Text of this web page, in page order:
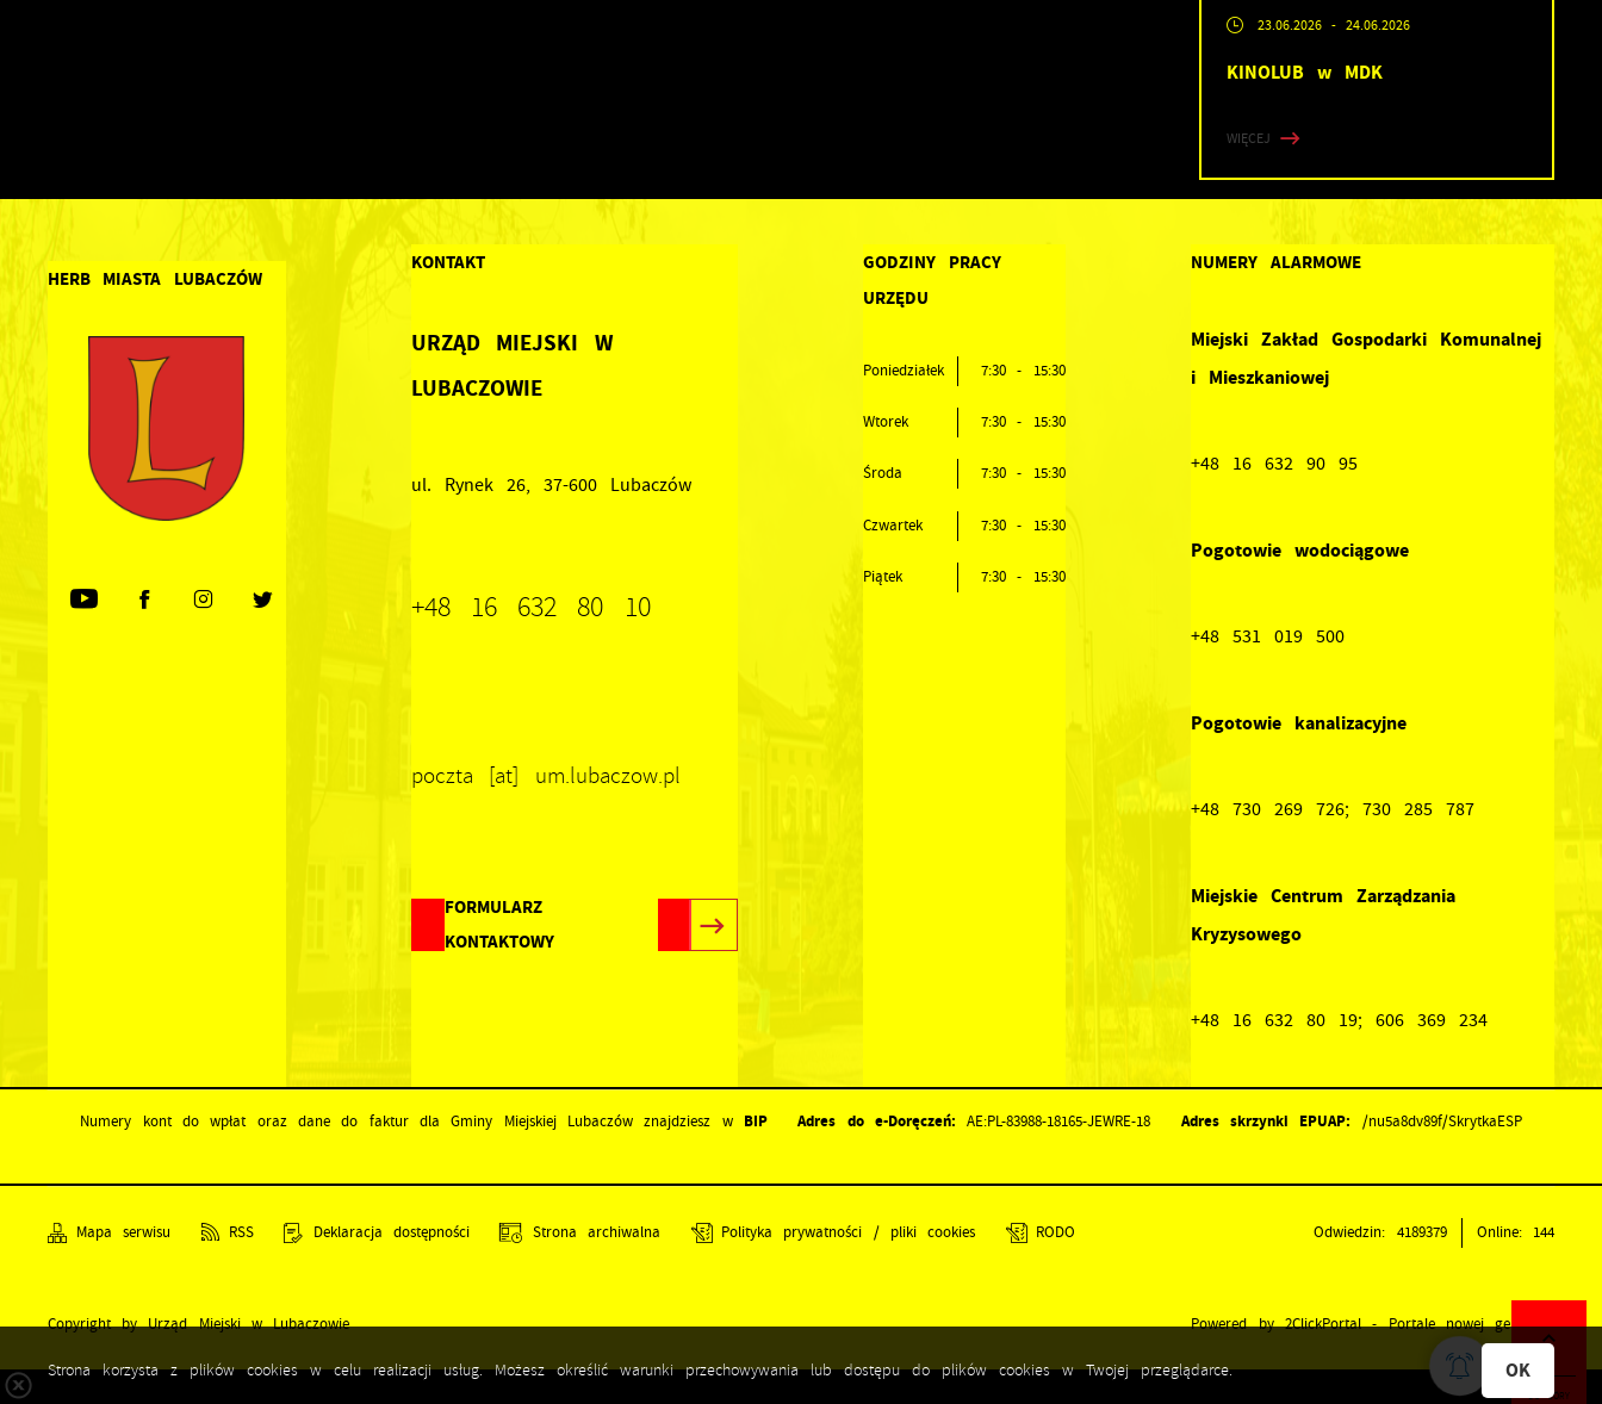
23.06.2026 - 24.06.2026
KINOLUB w MDK
WIĘCEJ
HERB MIASTA LUBACZÓW
KONTAKT
URZĄD MIEJSKI W
LUBACZOWIE
ul. Rynek 26, 37-600 Lubaczów
+48 16 632 80 10
poczta [at] um.lubaczow.pl
FORMULARZ
KONTAKTOWY
GODZINY PRACY
URZĘDU
Poniedziałek 7:30 - 15:30
Wtorek 7:30 - 15:30
Środa 7:30 - 15:30
Czwartek 7:30 - 15:30
Piątek 7:30 - 15:30
NUMERY ALARMOWE
Miejski Zakład Gospodarki Komunalnej
i Mieszkaniowej
+48 16 632 90 95
Pogotowie wodociągowe
+48 531 019 500
Pogotowie kanalizacyjne
+48 730 269 726; 730 285 787
Miejskie Centrum Zarządzania
Kryzysowego
+48 16 632 80 19; 606 369 234
Numery kont do wpłat oraz dane do faktur dla Gminy Miejskiej Lubaczów znajdziesz w BIP Adres do e-Doręczeń: AE:PL-83988-18165-JEWRE-18 Adres skrzynki EPUAP: /nu5a8dv89f/SkrytkaESP
Mapa serwisu RSS Deklaracja dostępności Strona archiwalna Polityka prywatności / pliki cookies RODO Odwiedzin: 4189379 Online: 144
Copyright by Urząd Miejski w Lubaczowie Powered by2ClickPortal- Portale nowej generacji
DO GÓRY
Strona korzysta z plików cookies w celu realizacji usług. Możesz określić warunki przechowywania lub dostępu do plików cookies w Twojej przeglądarce. OK